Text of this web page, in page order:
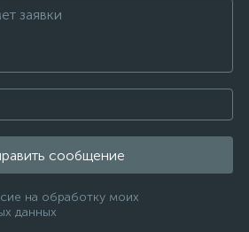
сообщение
на обработку моих
данных